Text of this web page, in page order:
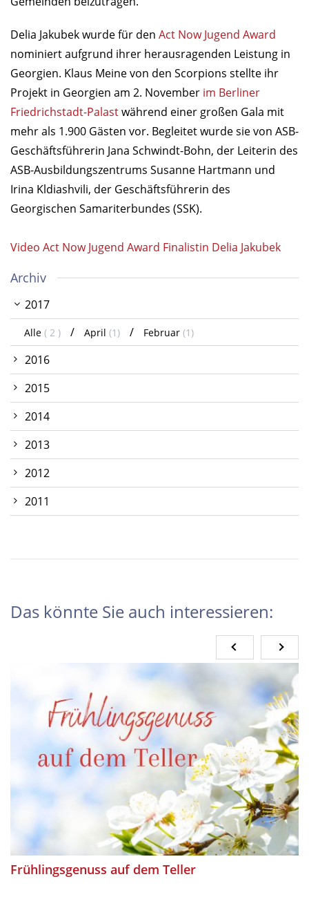
Delia Jakubek wurde für den Act Now Jugend Award
nominiert aufgrund ihrer herausragenden Leistung in
Georgien. Klaus Meine von den Scorpions stellte ihr
Projekt in Georgien am 2. November im Berliner
Friedrichstadt-Palastwährend einer großen Gala mit
mehr als 1.900 Gästen vor. Begleitet wurde sie von ASB-
Geschäftsführerin Jana Schwindt-Bohn, der Leiterin des
ASB-Ausbildungszentrums Susanne Hartmann und
Irina Kldiashvili, der Geschäftsführerin des
Georgischen Samariterbundes (SSK).
Video Act Now Jugend Award Finalistin Delia Jakubek
Archiv
2017
Alle ( 2 ) April (1) Februar (1)
2016
2015
2014
2013
2012
2011
Das könnte Sie auch interessieren:
Frühlingsgenuss auf dem Teller